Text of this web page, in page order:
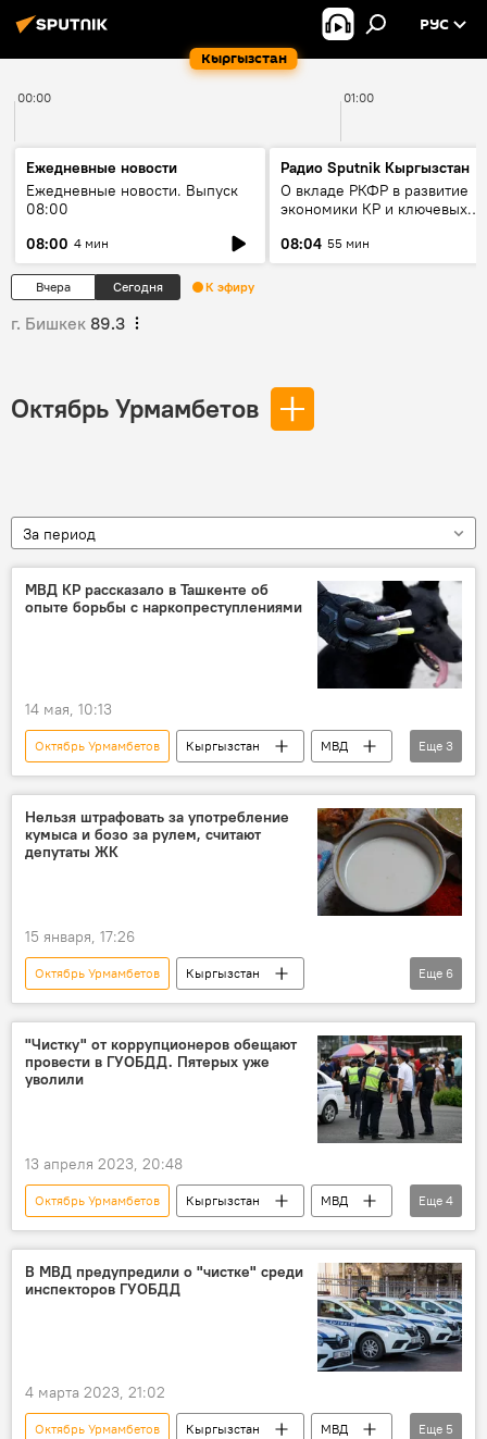
Кыргызстан
РУС
00:00 01:00
Ежедневные новости
Ежедневные новости. Выпуск
08:00
08:00 4 мин
Радио Sputnik Кыргызстан
О вкладе РКФР в развитие
экономики КР и ключевых
08:04 55 мин
Вчера Сегодня К эфиру
г. Бишкек 89.3
Октябрь Урмамбетов
За период
МВД КР рассказало в Ташкенте об
опыте борьбы с наркопреступлениями
14 мая, 10:13
Октябрь Урмамбетов Кыргызстан
МВД
СНГ
наркоторговля борьба
Еще 3
Нельзя штрафовать за употребление
кумыса и бозо за рулем, считают
депутаты ЖК
15 января, 17:26
Октябрь Урмамбетов
Кыргызстан
водитель
штраф
бозо
кумыс
Жогорку Кенеш депутаты
Еще 6
"Чистку" от коррупционеров обещают
провести в ГУОБДД. Пятерых уже
уволили
13 апреля 2023, 20:48
Октябрь Урмамбетов Кыргызстан
МВД
Главное управление по обеспечению безопасности дорожного движения (ГУОБДД)
коррупция
чистка увольнение
Еще 4
В МВД предупредили о "чистке" среди
инспекторов ГУОБДД
4 марта 2023, 21:02
Октябрь Урмамбетов Кыргызстан
МВД
Еще 5